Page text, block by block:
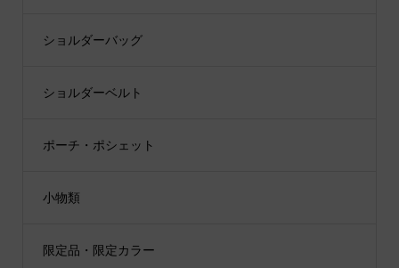
ショルダーバッグ
ショルダーベルト
ポーチ・ポシェット
小物類
限定品・限定カラー